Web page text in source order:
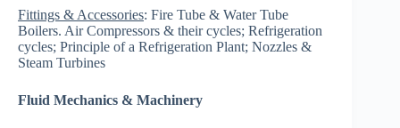
Fittings & Accessories: Fire Tube & Water Tube
Boilers. Air Compressors & their cycles; Refrigeration
cycles; Principle of a Refrigeration Plant; Nozzles &
Steam Turbines
Fluid Mechanics & Machinery